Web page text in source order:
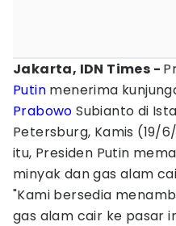
Jakarta, IDN Times -
Putin menerima
Prabowo Subianto di
Petersburg, Kamis (19/
itu, Presiden Putin
minyak dan gas alam
"Kami bersedia
gas alam cair ke pasar